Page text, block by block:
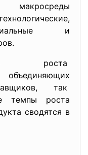
макросреды
и
роста
так
темпы роста
сводятся в